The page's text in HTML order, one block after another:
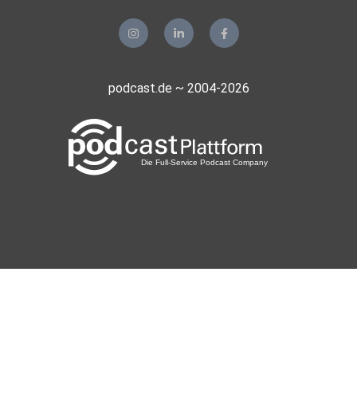
podcast.de ~ 2004-2026